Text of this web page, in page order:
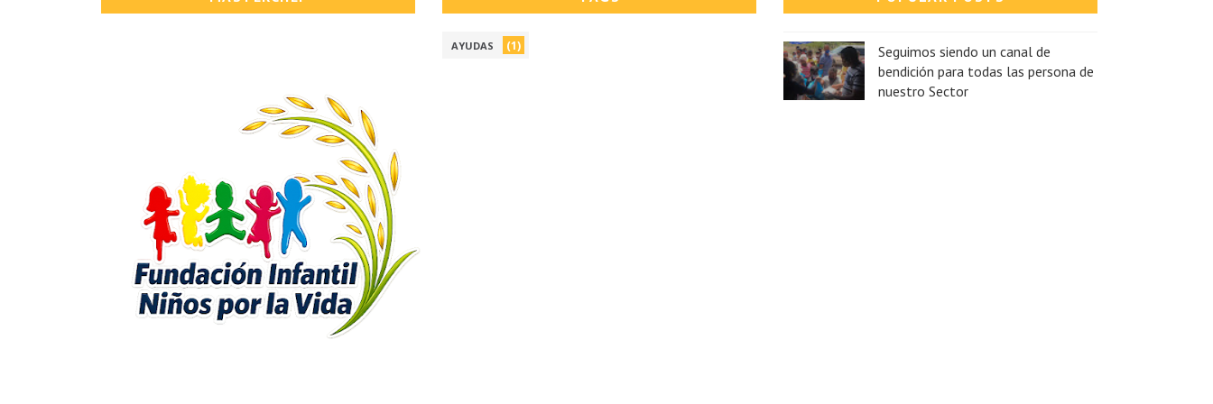
AYUDAS (1)
Seguimos siendo un canal de
bendición para todas las persona de
nuestro Sector